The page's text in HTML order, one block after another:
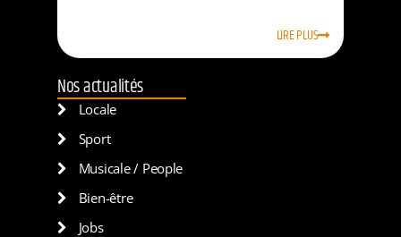
LIRE PLUS
Nos actualités
Locale
Sport
Musicale / People
Bien-être
Jobs